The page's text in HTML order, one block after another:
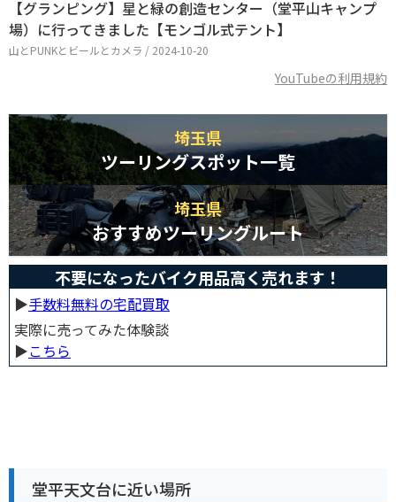
【グランピング】星と緑の創造センター（堂平山キャンプ
場）に行ってきました【モンゴル式テント】
山とPUNKとビールとカメラ / 2024-10-20
YouTubeの利用規約
埼玉県
ツーリングスポット一覧
埼玉県
おすすめツーリングルート
不要になったバイク用品高く売れます！
▶︎手数料無料の宅配買取
実際に売ってみた体験談
▶︎こちら
堂平天文台に近い場所